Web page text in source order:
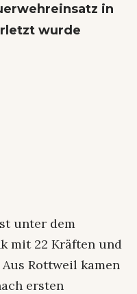
in
wurde
unter dem
mit 22 Kräften und
Rottweil kamen
ersten